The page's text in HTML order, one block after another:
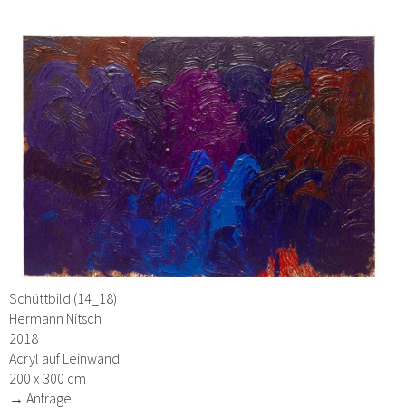
Schüttbild (14_18)
Hermann Nitsch
2018
Acryl auf Leinwand
200 x 300 cm
→ Anfrage